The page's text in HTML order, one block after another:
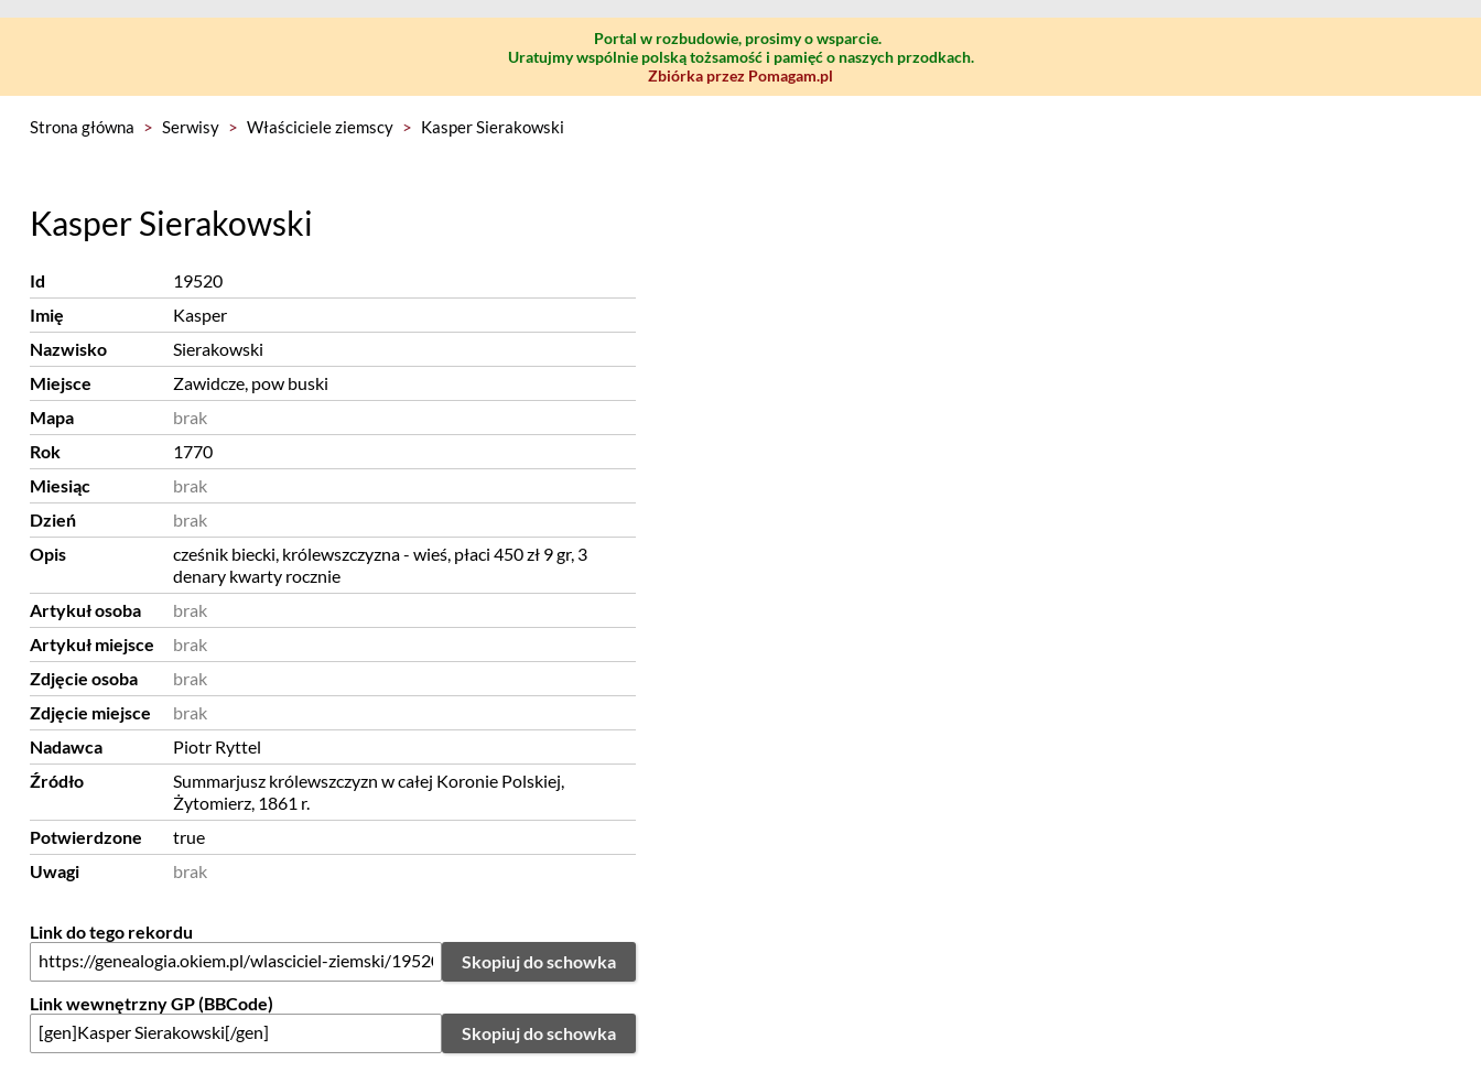
Portal w rozbudowie, prosimy o wsparcie.
Uratujmy wspólnie polską tożsamość i pamięć o naszych przodkach.
Zbiórka przez Pomagam.pl
Strona główna > Serwisy > Właściciele ziemscy > Kasper Sierakowski
Kasper Sierakowski
Id
19520
Imię
Kasper
Nazwisko
Sierakowski
Miejsce
Zawidcze, pow buski
Mapa
brak
Rok
1770
Miesiąc
brak
Dzień
brak
Opis
cześnik biecki, królewszczyzna - wieś, płaci 450 zł 9 gr, 3
denary kwarty rocznie
Artykuł osoba
brak
Artykuł miejsce
brak
Zdjęcie osoba
brak
Zdjęcie miejsce
brak
Nadawca
Piotr Ryttel
Źródło
Summarjusz królewszczyzn w całej Koronie Polskiej,
Żytomierz, 1861 r.
Potwierdzone
true
Uwagi
brak
Link do tego rekordu
Skopiuj do schowka
Link wewnętrzny GP (BBCode)
Skopiuj do schowka